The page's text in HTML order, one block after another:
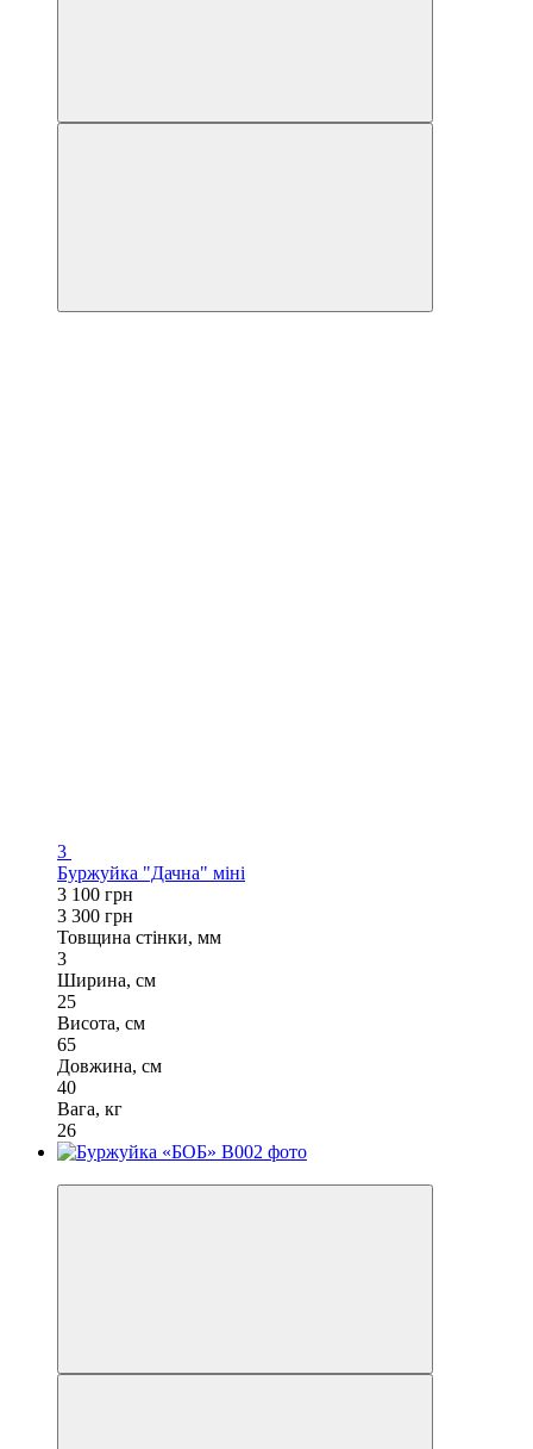
3
Буржуйка "Дачна" міні
3 100 грн
3 300 грн
Товщина стінки, мм
3
Ширина, см
25
Висота, см
65
Довжина, см
40
Вага, кг
26